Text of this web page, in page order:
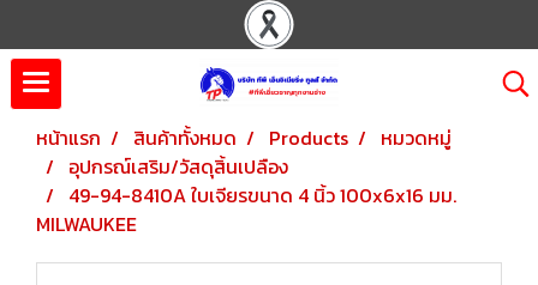
หน้าแรก สินค้าทั้งหมด Products
หมวดหมู่
อุปกรณ์เสริม/วัสดุสิ้นเปลือง
49-94-8410A ใบเจียรขนาด 4 นิ้ว 100x6x16 มม.
MILWAUKEE